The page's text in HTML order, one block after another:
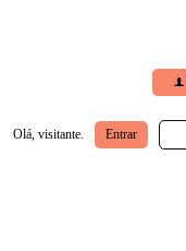
f
Olá, visitante. Entrar